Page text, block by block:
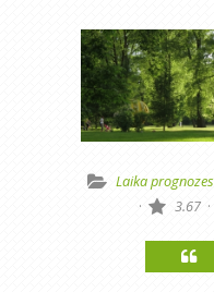
Laika prognozes
·
3.67 ·